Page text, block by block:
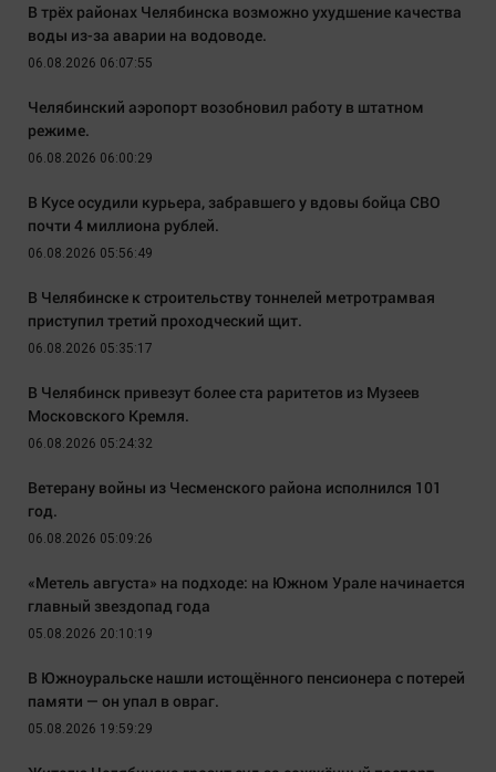
В трёх районах Челябинска возможно ухудшение качества
воды из-за аварии на водоводе.
06.08.2026 06:07:55
Челябинский аэропорт возобновил работу в штатном
режиме.
06.08.2026 06:00:29
В Кусе осудили курьера, забравшего у вдовы бойца СВО
почти 4 миллиона рублей.
06.08.2026 05:56:49
В Челябинске к строительству тоннелей метротрамвая
приступил третий проходческий щит.
06.08.2026 05:35:17
В Челябинск привезут более ста раритетов из Музеев
Московского Кремля.
06.08.2026 05:24:32
Ветерану войны из Чесменского района исполнился 101
год.
06.08.2026 05:09:26
«Метель августа» на подходе: на Южном Урале начинается
главный звездопад года
05.08.2026 20:10:19
В Южноуральске нашли истощённого пенсионера с потерей
памяти — он упал в овраг.
05.08.2026 19:59:29